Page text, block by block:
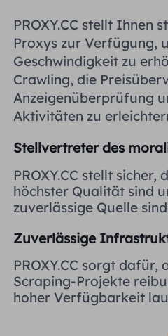
Vereinigtes
Brasilien
Russland
Weitere
Русский
हिंदी
Português
PROXY.CC stellt Ihnen
Proxys zur Verfügung,
Geschwindigkeit zu
Crawling, die
Anzeigenüberprüfung
Aktivitäten zu
Stellvertreter des
PROXY.CC stellt sicher,
höchster Qualität sind
zuverlässige Quelle sind
Zuverlässige
PROXY.CC sorgt dafür,
Scraping-Projekte
hoher Verfügbarkeit